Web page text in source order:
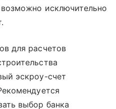
исключительно
для расчетов
эскроу-счет
выбор банка